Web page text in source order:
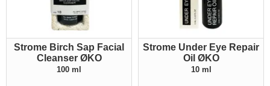
Strome Birch Sap Facial
Cleanser ØKO
100 ml
Strome Under Eye Repair
Oil ØKO
10 ml